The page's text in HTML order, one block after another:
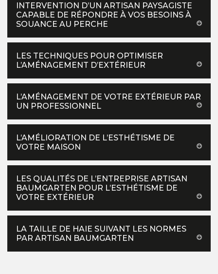
INTERVENTION D’UN ARTISAN PAYSAGISTE
CAPABLE DE RÉPONDRE À VOS BESOINS À
SOUANCE AU PERCHE
LES TECHNIQUES POUR OPTIMISER
L’AMÉNAGEMENT D’EXTÉRIEUR
L’AMÉNAGEMENT DE VOTRE EXTÉRIEUR PAR
UN PROFESSIONNEL
L’AMÉLIORATION DE L’ESTHÉTISME DE
VOTRE MAISON
LES QUALITÉS DE L’ENTREPRISE ARTISAN
BAUMGARTEN POUR L’ESTHÉTISME DE
VOTRE EXTÉRIEUR
LA TAILLE DE HAIE SUIVANT LES NORMES
PAR ARTISAN BAUMGARTEN